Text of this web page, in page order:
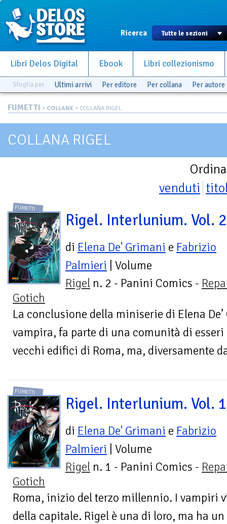
Ricerca
Libri Delos Digital Ebook Libri collezionismo
Sfoglia per Ultimi arrivi Per editore Per collana Per autore
FUMETTI > COLLANE > COLLANA RIGEL
COLLANA RIGEL
venduti
FUMETTI
Rigel. Interlunium. Vol. 2
di Elena De' Grimani e Fabrizio
Palmieri | Volume
Rigel n. 2 - Panini Comics -
Gotich
La conclusione della miniserie di Elena
vampira, fa parte di una comunità di
vecchi edifici di Roma, ma, diversamente
FUMETTI
Rigel. Interlunium. Vol. 1
di Elena De' Grimani e Fabrizio
Palmieri | Volume
Rigel n. 1 - Panini Comics -
Gotich
Roma, inizio del terzo millennio. I vampiri
della capitale. Rigel è una di loro, ma ha